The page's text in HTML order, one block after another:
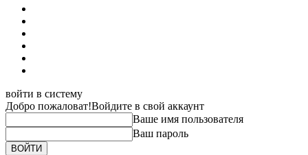
войти в систему
Добро пожаловат!Войдите в свой аккаунт
Ваше имя пользователя
Ваш пароль